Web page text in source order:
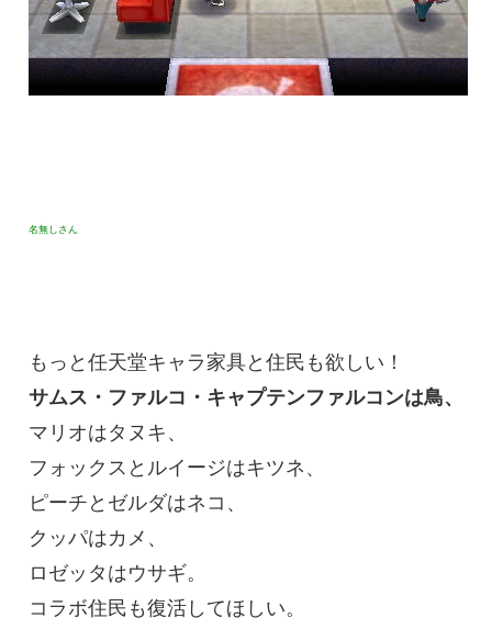
名無しさん
もっと任天堂キャラ家具と住民も欲しい！
サムス・ファルコ・キャプテンファルコンは鳥、
マリオはタヌキ、
フォックスとルイージはキツネ、
ピーチとゼルダはネコ、
クッパはカメ、
ロゼッタはウサギ。
コラボ住民も復活してほしい。